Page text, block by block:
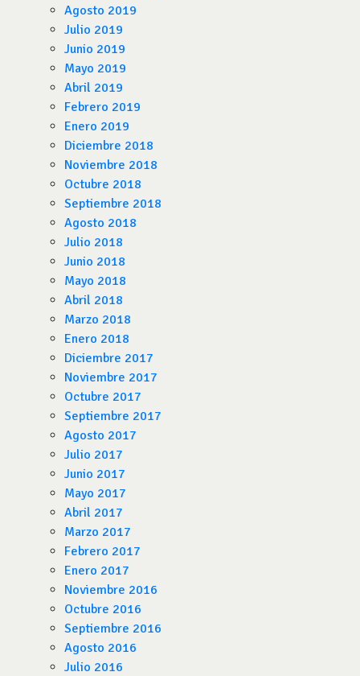
Agosto 2019
Julio 2019
Junio 2019
Mayo 2019
Abril 2019
Febrero 2019
Enero 2019
Diciembre 2018
Noviembre 2018
Octubre 2018
Septiembre 2018
Agosto 2018
Julio 2018
Junio 2018
Mayo 2018
Abril 2018
Marzo 2018
Enero 2018
Diciembre 2017
Noviembre 2017
Octubre 2017
Septiembre 2017
Agosto 2017
Julio 2017
Junio 2017
Mayo 2017
Abril 2017
Marzo 2017
Febrero 2017
Enero 2017
Noviembre 2016
Octubre 2016
Septiembre 2016
Agosto 2016
Julio 2016